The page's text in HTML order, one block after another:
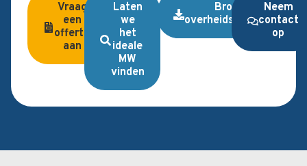
Vraag
een
offerte
aan
Laten
we
het
ideale
MW
vinden
Brochure
overheidsopdrachten
Neem
contact
op